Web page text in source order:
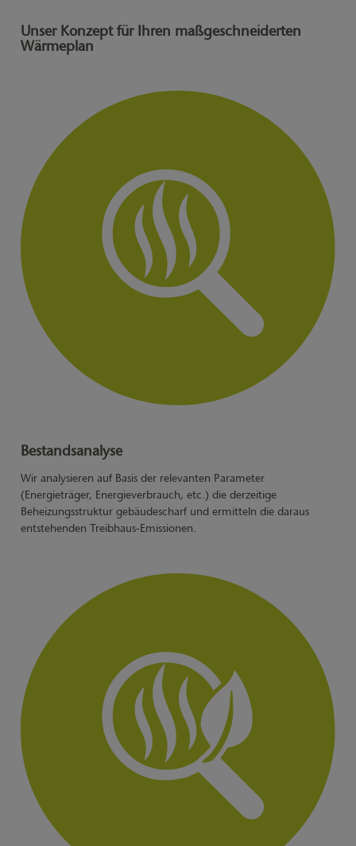
Unser Konzept für Ihren maßgeschneiderten
Wärmeplan
Bestandsanalyse
Wir analysieren auf Basis der relevanten Parameter
(Energieträger, Energieverbrauch, etc.) die derzeitige
Beheizungsstruktur gebäudescharf und ermitteln die daraus
entstehenden Treibhaus-Emissionen.